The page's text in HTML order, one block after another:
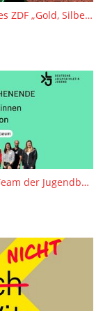
Erklärung zur Dokumentation des ZDF „Gold, Silber, Machtmissbrauch“
Workshop-Angebot: Komm ins Team der Jugendbotschafter:innen Doping-Prävention